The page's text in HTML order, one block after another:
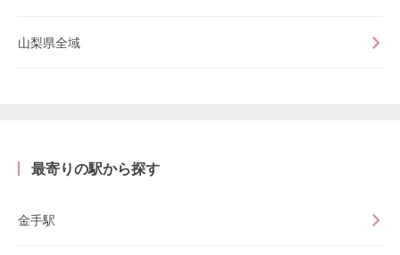
山梨県全域
最寄りの駅から探す
金手駅